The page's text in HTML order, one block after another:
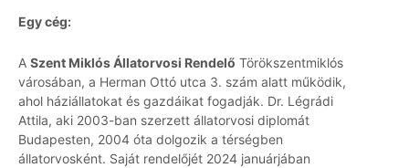
Egy cég:
A Szent Miklós Állatorvosi Rendelő Törökszentmiklós
városában, a Herman Ottó utca 3. szám alatt működik,
ahol háziállatokat és gazdáikat fogadják. Dr. Légrádi
Attila, aki 2003-ban szerzett állatorvosi diplomát
Budapesten, 2004 óta dolgozik a térségben
állatorvosként. Saját rendelőjét 2024 januárjában